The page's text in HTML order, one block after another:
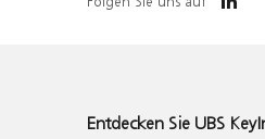
Entdecken Sie UBS